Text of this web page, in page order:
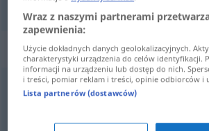
Synonimy dla
Leitspruch,Parole,Maxime
Wraz z naszymi partnerami
zapewnienia:
Użycie dokładnych danych geolokalizacyjnych.
charakterystyki urządzenia do celów identyfikacji.
informacji na urządzeniu lub dostęp do nich.
i treści, pomiar reklam i treści, opinie odbiorców i
Lista partnerów (dostawców)